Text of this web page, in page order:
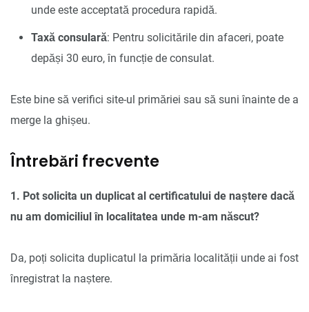
unde este acceptată procedura rapidă.
Taxă consulară: Pentru solicitările din afaceri, poate
depăși 30 euro, în funcție de consulat.
Este bine să verifici site-ul primăriei sau să suni înainte de a
merge la ghișeu.
Întrebări frecvente
1. Pot solicita un duplicat al certificatului de naștere dacă
nu am domiciliul în localitatea unde m-am născut?
Da, poți solicita duplicatul la primăria localității unde ai fost
înregistrat la naștere.